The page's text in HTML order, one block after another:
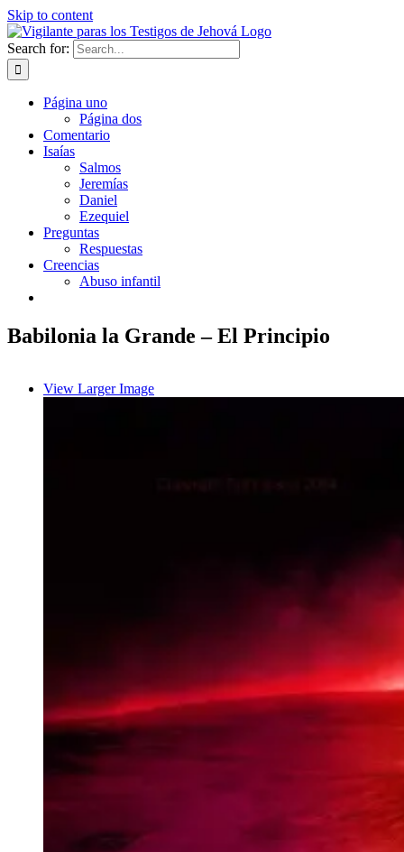
Skip to content
Search for:
Página uno
Página dos
Comentario
Isaías
Salmos
Jeremías
Daniel
Ezequiel
Preguntas
Respuestas
Creencias
Abuso infantil
Babilonia la Grande – El Principio
View Larger Image